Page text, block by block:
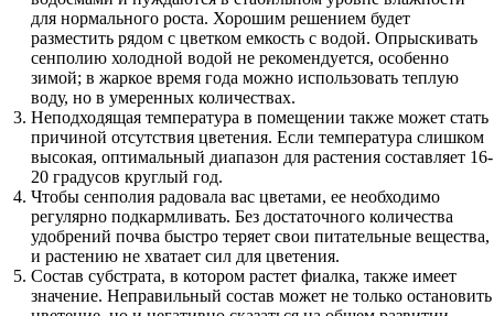
для нормального роста. Хорошим решением будет
разместить рядом с цветком емкость с водой. Опрыскивать
сенполию холодной водой не рекомендуется, особенно
зимой; в жаркое время года можно использовать теплую
воду, но в умеренных количествах.
Неподходящая температура в помещении также может стать
причиной отсутствия цветения. Если температура слишком
высокая, оптимальный диапазон для растения составляет 16-
20 градусов круглый год.
Чтобы сенполия радовала вас цветами, ее необходимо
регулярно подкармливать. Без достаточного количества
удобрений почва быстро теряет свои питательные вещества,
и растению не хватает сил для цветения.
Состав субстрата, в котором растет фиалка, также имеет
значение. Неправильный состав может не только остановить